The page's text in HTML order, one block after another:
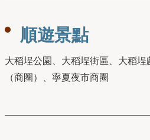
順遊景點
大稻埕公園、大稻埕街區、大稻
（商圈）、寧夏夜市商圈